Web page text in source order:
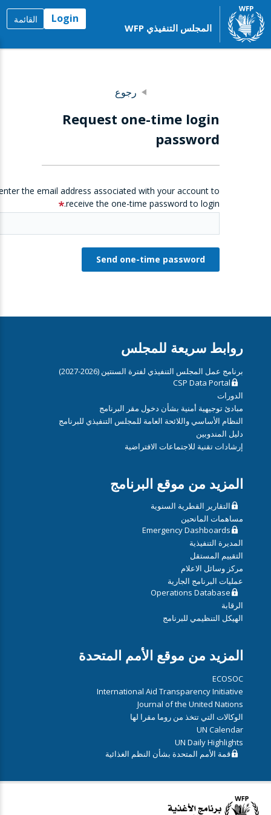
المجلس التنفيذي WFP
Login القائمة
رجوع
Request one-time login
password
the email address associated with your account to
receive the one-time password to login.
روابط سريعة للمجلس
برنامج عمل المجلس التنفيذي لفترة السنتين (2026-2027)
CSP Data Portal
الدورات
مبادئ توجيهية أمنية بشأن دخول مقر البرنامج
النظام الأساسي واللائحة العامة للمجلس التنفيذي للبرنامج
دليل المندوبين
إرشادات تقنية للاجتماعات الافتراضية
المزيد من موقع البرنامج
التقارير القطرية السنوية
مساهمات المانحين
Emergency Dashboards
المديرة التنفيذية
التقييم المستقل
مركز وسائل الاعلام
عمليات البرنامج الجارية
Operations Database
الرقابة
الهيكل التنظيمي للبرنامج
المزيد من موقع الأمم المتحدة
ECOSOC
International Aid Transparency Initiative
Journal of the United Nations
الوكالات التي تتخذ من روما مقرا لها
UN Calendar
UN Daily Highlights
قمة الأمم المتحدة بشأن النظم الغذائية